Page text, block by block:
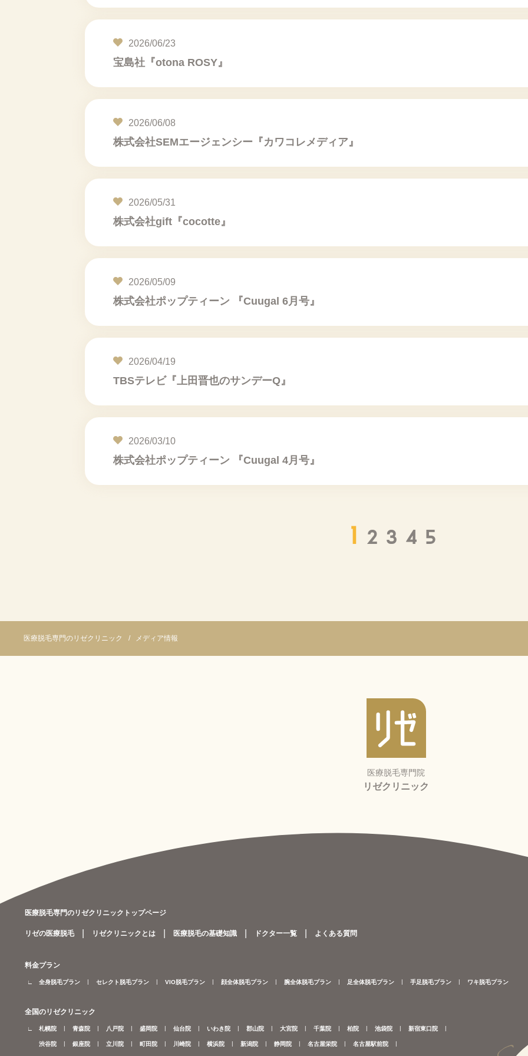
2026/06/23
宝島社『otona ROSY』
2026/06/08
株式会社SEMエージェンシー『カワコレメディア』
2026/05/31
株式会社gift『cocotte』
2026/05/09
株式会社ポップティーン 『Cuugal 6月号』
2026/04/19
TBSテレビ『上田晋也のサンデーQ』
2026/03/10
株式会社ポップティーン 『Cuugal 4月号』
1 2 3 4 5
医療脱毛専門のリゼクリニック メディア情報
医療脱毛専門院
リゼクリニック
医療脱毛専門のリゼクリニックトップページ
リゼの医療脱毛 リゼクリニックとは 医療脱毛の基礎知識 ドクター一覧 よくある質問
料金プラン
全身脱毛プラン セレクト脱毛プラン VIO脱毛プラン 顔全体脱毛プラン 腕全体脱毛プラン 足全体脱毛プラン 手足脱毛プラン ワキ脱毛プラン
全国のリゼクリニック
札幌院 青森院 八戸院 盛岡院 仙台院 いわき院 郡山院 大宮院 千葉院 柏院 池袋院 新宿東口院
渋谷院 銀座院 立川院 町田院 川崎院 横浜院 新潟院 静岡院 名古屋栄院 名古屋駅前院